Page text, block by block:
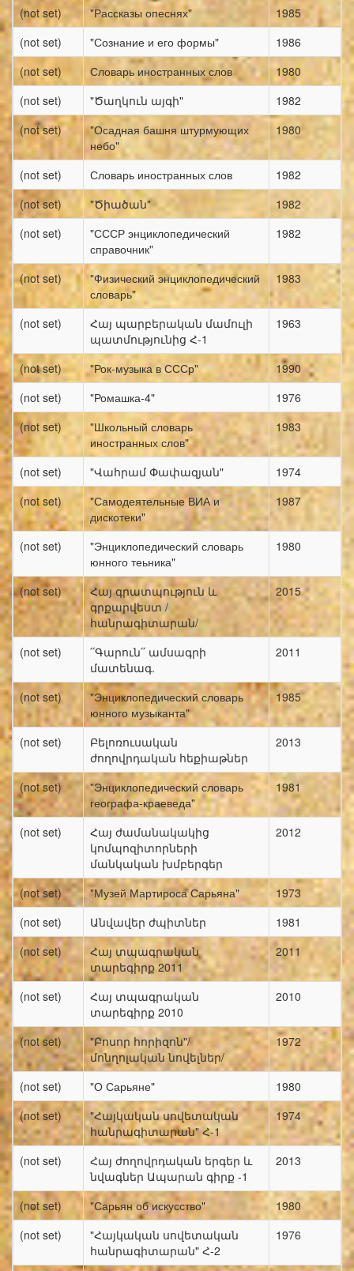
(not set)
"Рассказы опеснях"
1985
(not set)
"Сознание и его формы"
1986
(not set)
Словарь иностранных слов
1980
(not set)
"Ծաղկուն այգի"
1982
(not set)
"Осадная башня штурмующих
небо"
1980
(not set) Словарь иностранных слов
1982
(not set)
"Ծիածան"
1982
(not set)
"СССР энциклопедический
справочник"
1982
(not set)
"Физический энциклопедический
словарь"
1983
(not set)
Հայ պարբերական մամուլի
պատմությունից Հ-1
1963
(not set) "Рок-музыка в СССр"
1990
(not set)
"Ромашка-4"
1976
(not set)
"Школьный словарь
иностранных слов"
1983
(not set) "Վահրամ Փափազյան"
1974
(not set)
"Самодеятельные ВИА и
дискотеки"
1987
(not set)
"Энциклопедический словарь
юнного теьника"
1980
(not set)
Հայ գրատպություն և
գրքարվեստ /
հանրագիտարան/
2015
(not set)
՛՛Գարուն՛՛ ամսագրի
մատենագ.
2011
(not set)
"Энциклопедический словарь
юнного музыканта"
1985
(not set)
Բելոռուսական
ժողովրդական հեքիաթներ
2013
(not set)
"Энциклопедический словарь
географа-краеведа"
1981
(not set)
Հայ ժամանակակից
կոմպոզիտորների
մանկական խմբերգեր
2012
(not set) "Музей Мартироса Сарьяна"
1973
(not set)
Անվավեր ժպիտներ
1981
(not set)
Հայ տպագրական
տարեգիրք 2011
2011
(not set)
Հայ տպագրական
տարեգիրք 2010
2010
(not set)
"Բոսոր հորիզոն"/
մոնղոլական նովելներ/
1972
(not set) "О Сарьяне"
1980
(not set)
"Հայկական սովետական
հանրագիտարան" Հ-1
1974
(not set)
Հայ ժողովրդական երգեր և
նվագներ Ապարան գիրք -1
2013
(not set) "Сарьян об искусство"
1980
(not set)
"Հայկական սովետական
հանրագիտարան" Հ-2
1976